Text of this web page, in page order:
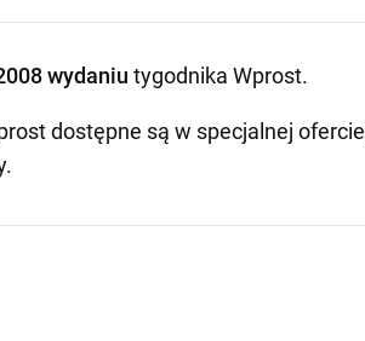
wydaniu tygodnika Wprost.
dostępne są w specjalnej ofercie
.